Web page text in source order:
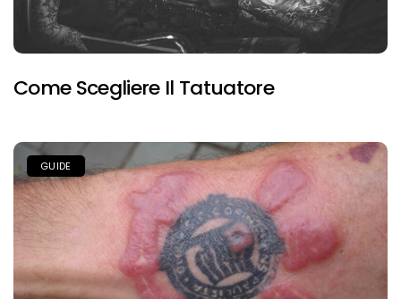
Come Scegliere Il Tatuatore
GUIDE